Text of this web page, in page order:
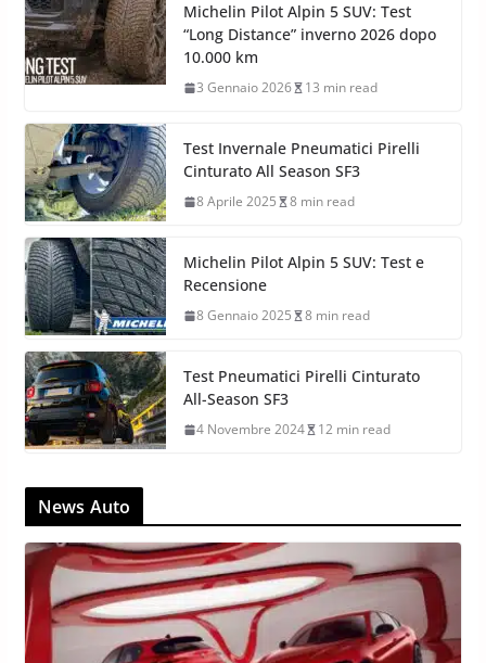
Michelin Pilot Alpin 5 SUV: Test
“Long Distance” inverno 2026 dopo
10.000 km
3 Gennaio 2026 13 min read
Test Invernale Pneumatici Pirelli
Cinturato All Season SF3
8 Aprile 2025 8 min read
Michelin Pilot Alpin 5 SUV: Test e
Recensione
8 Gennaio 2025 8 min read
Test Pneumatici Pirelli Cinturato
All-Season SF3
4 Novembre 2024 12 min read
News Auto